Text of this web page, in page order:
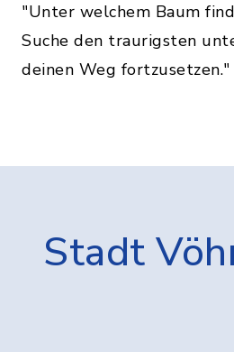
"Unter welchem Baum
Suche den traurigsten
deinen Weg fortzusetzen."
Stadt